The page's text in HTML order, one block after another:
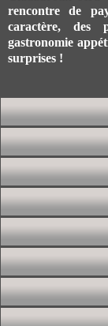
rencontre de
caractère, des
gastronomie
surprises !